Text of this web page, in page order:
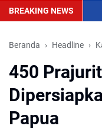
BREAKING NEWS
Beranda Headline
450
Papua